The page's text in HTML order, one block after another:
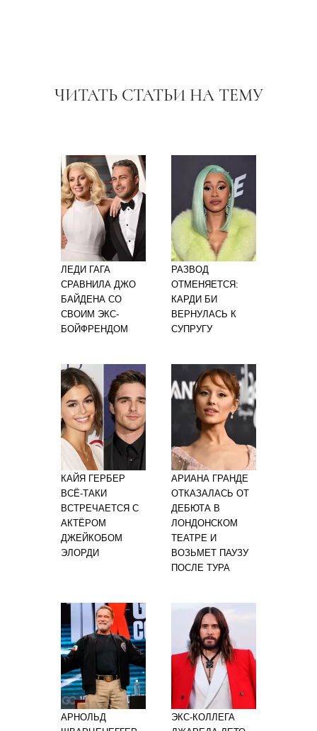
ЧИТАТЬ СТАТЬИ НА ТЕМУ
ЛЕДИ ГАГА
СРАВНИЛА ДЖО
БАЙДЕНА СО
СВОИМ ЭКС-
БОЙФРЕНДОМ
РАЗВОД
ОТМЕНЯЕТСЯ:
КАРДИ БИ
ВЕРНУЛАСЬ К
СУПРУГУ
КАЙЯ ГЕРБЕР
ВСЁ-ТАКИ
ВСТРЕЧАЕТСЯ С
АКТЁРОМ
ДЖЕЙКОБОМ
ЭЛОРДИ
АРИАНА ГРАНДЕ
ОТКАЗАЛАСЬ ОТ
ДЕБЮТА В
ЛОНДОНСКОМ
ТЕАТРЕ И
ВОЗЬМЕТ ПАУЗУ
ПОСЛЕ ТУРА
АРНОЛЬД
ЭКС-КОЛЛЕГА